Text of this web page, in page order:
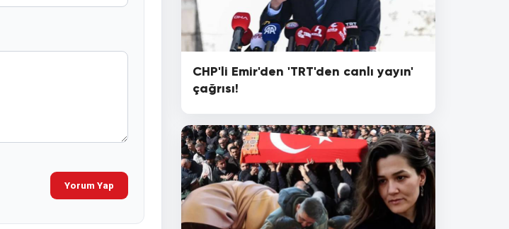
Yorum Yap
CHP'li Emir'den 'TRT'den canlı yayın'
çağrısı!